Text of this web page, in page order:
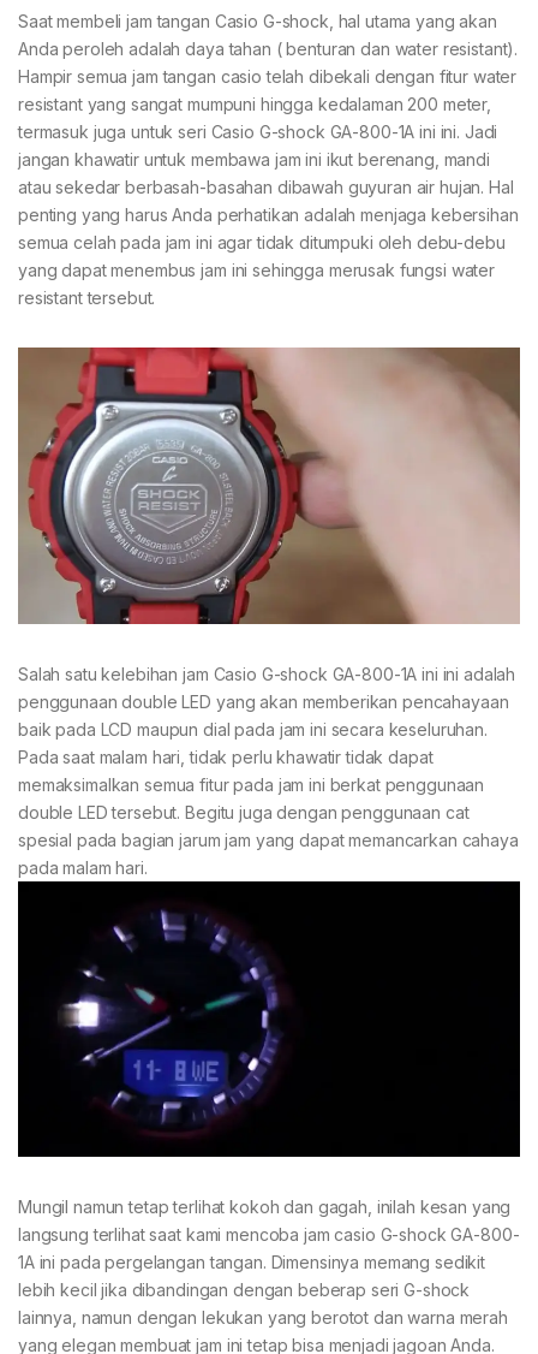
Saat membeli jam tangan Casio G-shock, hal utama yang akan
Anda peroleh adalah daya tahan ( benturan dan water resistant).
Hampir semua jam tangan casio telah dibekali dengan fitur water
resistant yang sangat mumpuni hingga kedalaman 200 meter,
termasuk juga untuk seri Casio G-shock GA-800-1A ini ini. Jadi
jangan khawatir untuk membawa jam ini ikut berenang, mandi
atau sekedar berbasah-basahan dibawah guyuran air hujan. Hal
penting yang harus Anda perhatikan adalah menjaga kebersihan
semua celah pada jam ini agar tidak ditumpuki oleh debu-debu
yang dapat menembus jam ini sehingga merusak fungsi water
resistant tersebut.
Salah satu kelebihan jam Casio G-shock GA-800-1A ini ini adalah
penggunaan double LED yang akan memberikan pencahayaan
baik pada LCD maupun dial pada jam ini secara keseluruhan.
Pada saat malam hari, tidak perlu khawatir tidak dapat
memaksimalkan semua fitur pada jam ini berkat penggunaan
double LED tersebut. Begitu juga dengan penggunaan cat
spesial pada bagian jarum jam yang dapat memancarkan cahaya
pada malam hari.
Mungil namun tetap terlihat kokoh dan gagah, inilah kesan yang
langsung terlihat saat kami mencoba jam casio G-shock GA-800-
1A ini pada pergelangan tangan. Dimensinya memang sedikit
lebih kecil jika dibandingan dengan beberap seri G-shock
lainnya, namun dengan lekukan yang berotot dan warna merah
yang elegan membuat jam ini tetap bisa menjadi jagoan Anda.